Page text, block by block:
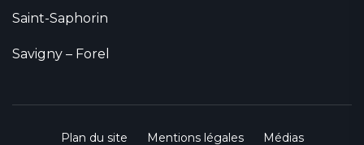
Saint-Saphorin
Savigny – Forel
Plan du site Mentions légales Médias